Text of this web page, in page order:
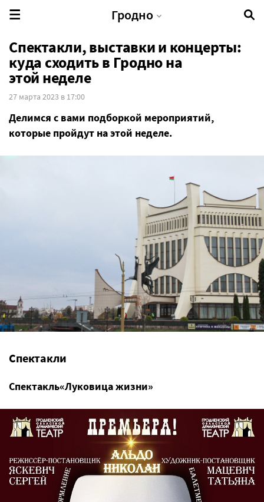
Гродно
Спектакли, выставки и концерты:
куда сходить в Гродно на
этой неделе
27 марта 2023 в 17:00
Делимся с вами подборкой мероприятий,
которые пройдут на этой неделе.
Спектакли
Спектакль«Луковица жизни»